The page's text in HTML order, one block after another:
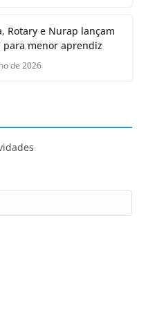
Rotary e Nurap lançam
para menor aprendiz
de 2026